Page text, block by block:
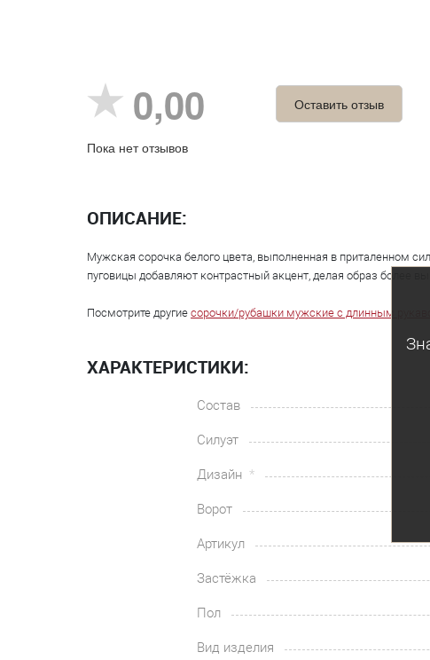
0,00
Пока нет отзывов
Оставить отзыв
ОПИСАНИЕ:
Мужская сорочка белого цвета, выполненная в приталенном
пуговицы добавляют контрастный акцент, делая образ более
Посмотрите другие сорочки/рубашки мужские с длинным
ХАРАКТЕРИСТИКИ:
Состав
Силуэт
Дизайн
Ворот
Артикул
Застёжка
Пол
Вид изделия